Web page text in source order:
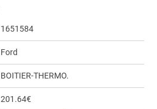
1651584
Ford
BOITIER-THERMO.
201.64€